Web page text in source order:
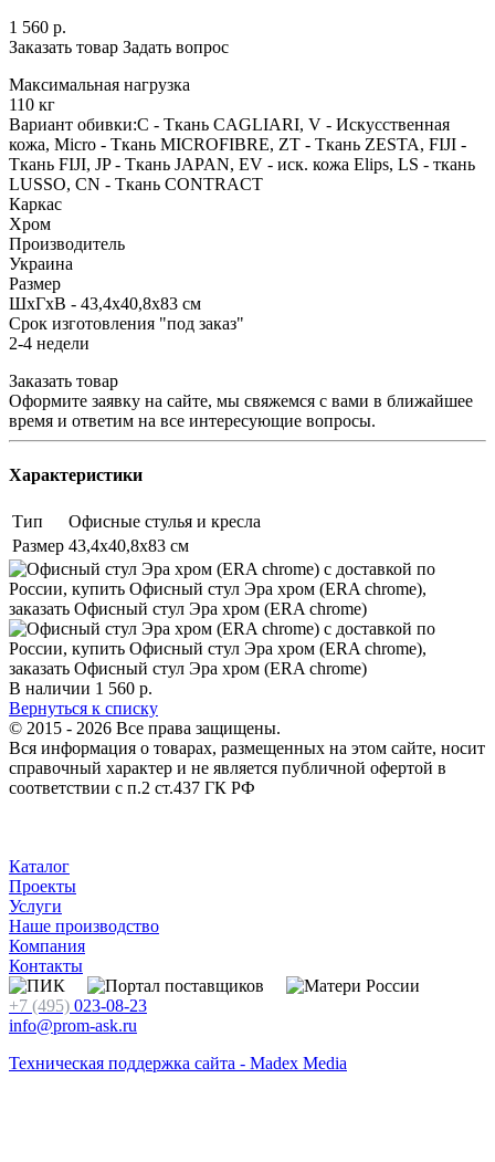
1 560 р.
Заказать товар Задать вопрос
Максимальная нагрузка
110 кг
Вариант обивки:C - Ткань CAGLIARI, V - Искусственная
кожа, Micro - Ткань MICROFIBRE, ZT - Ткань ZESTA, FIJI -
Ткань FIJI, JP - Ткань JAPAN, EV - иск. кожа Elips, LS - ткань
LUSSO, CN - Ткань CONTRACT
Каркас
Хром
Производитель
Украина
Размер
ШхГхВ - 43,4х40,8х83 см
Срок изготовления "под заказ"
2-4 недели
Заказать товар
Оформите заявку на сайте, мы свяжемся с вами в ближайшее
время и ответим на все интересующие вопросы.
Характеристики
Тип
Офисные стулья и кресла
Размер 43,4х40,8х83 см
В наличии 1 560 р.
Вернуться к списку
© 2015 - 2026 Все права защищены.
Вся информация о товарах, размещенных на этом сайте, носит
справочный характер и не является публичной офертой в
соответствии с п.2 ст.437 ГК РФ
Каталог
Проекты
Услуги
Наше производство
Компания
Контакты
+7 (495) 023-08-23
info@prom-ask.ru
Техническая поддержка сайта - Madex Media